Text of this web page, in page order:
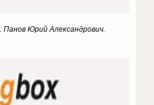
Панов Юрий Александрович.